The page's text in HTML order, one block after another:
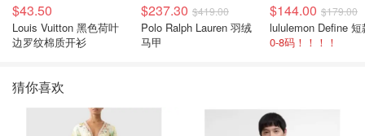
$43.50
Louis Vuitton 黑色荷叶
边罗纹棉质开衫
$237.30 $419.00
Polo Ralph Lauren 羽绒
马甲
$144.00 $179.00
0-8码！！！！
猜你喜欢